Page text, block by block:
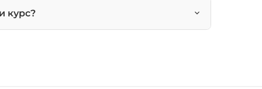
курс?